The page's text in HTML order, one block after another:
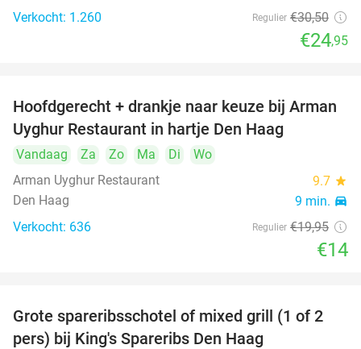
Verkocht: 1.260 Regulier €30,50
€24,95
30%
Hoofdgerecht + drankje naar keuze bij Arman
Uyghur Restaurant in hartje Den Haag
Vandaag Za Zo Ma Di
Wo
Arman Uyghur Restaurant
9.7 star
Den Haag 9 min. directions_car
Verkocht: 636 Regulier €19,95
€14
32%
Grote spareribsschotel of mixed grill (1 of 2
pers) bij King's Spareribs Den Haag